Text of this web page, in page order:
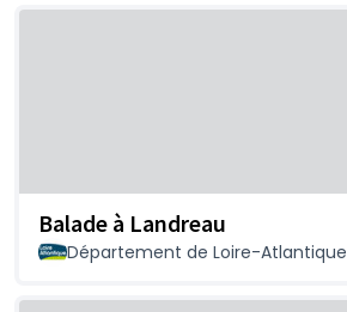
Balade à Landreau
Département de Loire-Atlantique